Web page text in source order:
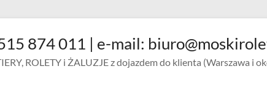
874 011 | e-mail:
ROLETY i ŻALUZJE z dojazdem do klienta (Warszawa i